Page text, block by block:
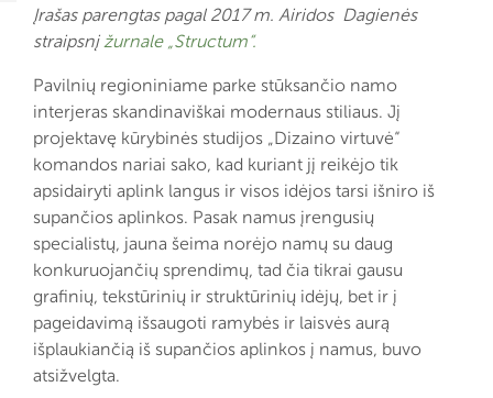
Įrašas parengtas pagal 2017 m. Airidos Dagienės
straipsnįžurnale „Structum“.
Pavilnių regioniniame parke stūksančio namo
interjeras skandinaviškai modernaus stiliaus. Jį
projektavę kūrybinės studijos „Dizaino virtuvė“
komandos nariai sako, kad kuriant jį reikėjo tik
apsidairyti aplink langus ir visos idėjos tarsi išniro iš
supančios aplinkos. Pasak namus įrengusių
specialistų, jauna šeima norėjo namų su daug
konkuruojančių sprendimų, tad čia tikrai gausu
grafinių, tekstūrinių ir struktūrinių idėjų, bet ir į
pageidavimą išsaugoti ramybės ir laisvės aurą
išplaukiančią iš supančios aplinkos į namus, buvo
atsižvelgta.